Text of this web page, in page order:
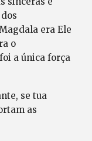
era Ele
o
a única força
se tua
as